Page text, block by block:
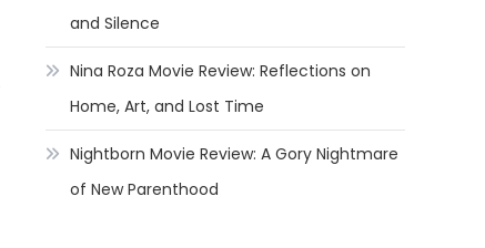
and Silence
Nina Roza Movie Review: Reflections on
Home, Art, and Lost Time
Nightborn Movie Review: A Gory Nightmare
of New Parenthood